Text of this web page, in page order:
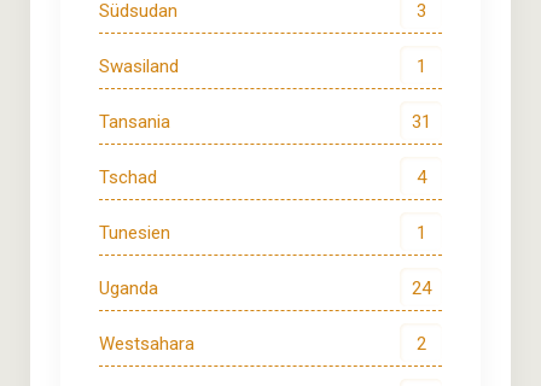
Südsudan 3
Swasiland 1
Tansania 31
Tschad 4
Tunesien 1
Uganda 24
Westsahara 2